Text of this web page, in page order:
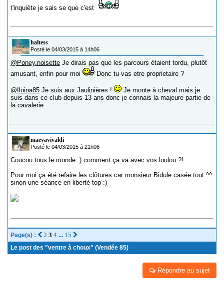
t'inquiète je sais se que c'est
haltess
Posté le 04/03/2015 à 14h06
@Poney.noisette Je dirais pas que les parcours étaient tordu, plutôt
amusant, enfin pour moi
Donc tu vas etre proprietaire ?
@Iloina85 Je suis aux Jaulinières !
Je monte à cheval mais je
suis dans ce club depuis 13 ans donc je connais la majeure partie de
la cavalerie.
maevavivaldi
Posté le 04/03/2015 à 21h06
Coucou tous le monde :) comment ça va avec vos loulou ?!
Pour moi ça été refaire les clôtures car monsieur Bidule casée tout ^^
sinon une séance en liberté top :)
Page(s) : 2 3 4 ... 15
Le post des "ventre à choux" (Vendée 85)
Répondre au sujet